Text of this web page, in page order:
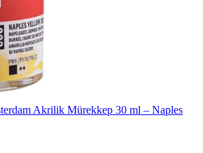
Akrilik Mürekkep 30 ml – Naples